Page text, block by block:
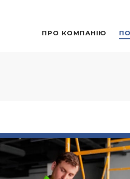
ПРО КОМПАНІЮ